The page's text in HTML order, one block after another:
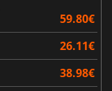
59.80€
26.11€
38.98€